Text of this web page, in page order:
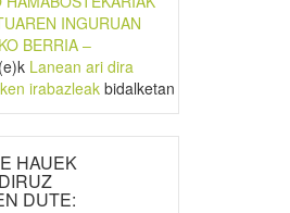
INGURUAN
BERRIA –
Lanean ari dira
irabazleakbidalketan
HAUEK
DUTE: